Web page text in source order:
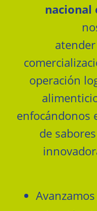
nacional
operación
enfocándonos
de